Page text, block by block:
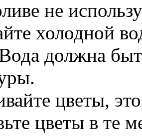
не
холодной
должна
цветы,
цветы в те